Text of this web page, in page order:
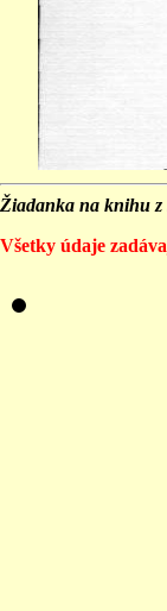
Žiadanka na knihu z
Všetky údaje